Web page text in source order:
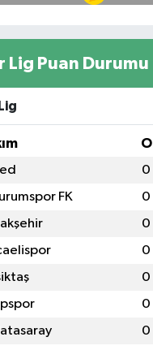
Lig Puan Durumu
O
0
FK 0
0
0
0
0
0